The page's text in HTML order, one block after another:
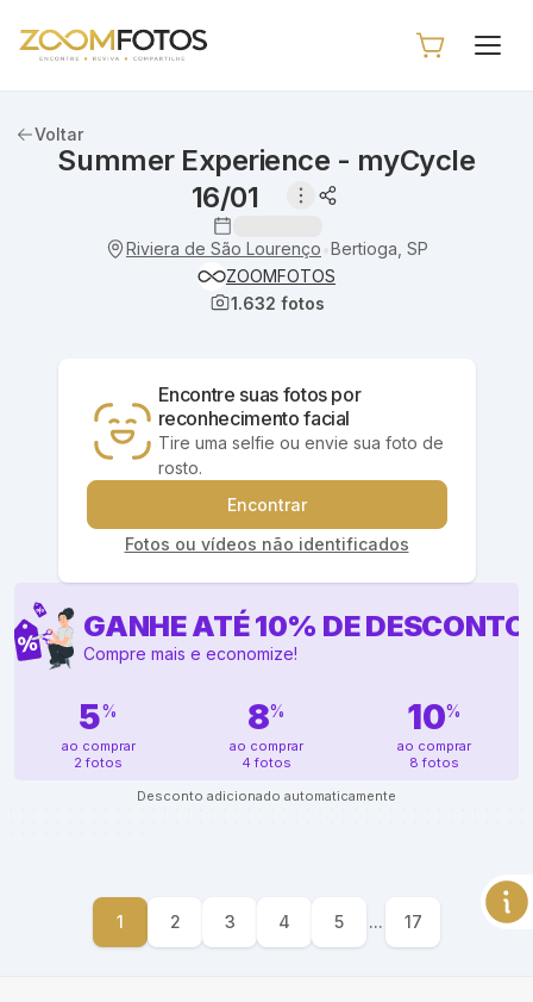
Voltar
Summer Experience - myCycle
16/01
Riviera de São Lourenço Bertioga, SP
ZOOMFOTOS
1.632 fotos
Encontre suas fotos por
reconhecimento facial
Tire uma selfie ou envie sua foto de
rosto.
Encontrar
Fotos ou vídeos não identificados
GANHE ATÉ10% DE DESCONTO
Compre mais e economize!
5%
ao comprar
2 fotos
8%
ao comprar
4 fotos
10%
ao comprar
8 fotos
Desconto adicionado automaticamente
1 2 3 4 5 ... 17